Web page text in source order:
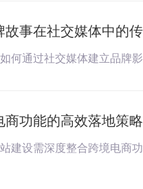
故事在社交媒体中的
何通过社交媒体建立品牌
商功能的高效落地策略
建设需深度整合跨境电商